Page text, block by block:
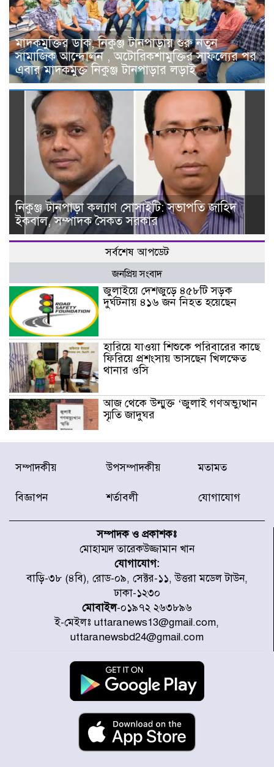
মাদকমুক্তির ডাক, নিকুঞ্জ টানপাড়ায় শুরু নতুন
সামাজিক আন্দোলন , অটোরিকশামুক্তির সাফল্যের পর
এবার মাদকমুক্ত নিকুঞ্জ টানপাড়ার লড়াই
নিকুঞ্জ টানপাড়া কল্যাণ সোসাইটি: সভাপতি জাহিদ
ইকবাল, সম্পাদক সৈকত সরকার
সর্বশেষ আপডেট
জনপ্রিয় সংবাদ
জুলাইয়ে দেশজুড়ে ৪৫৮টি সড়ক
দুর্ঘটনায় ৪১৬ জন নিহত হয়েছেন
হারিয়ে যাওয়া শিশুকে পরিবারের কাছে
ফিরিয়ে প্রশংসায় ভাসছেন খিলক্ষেত
থানার ওসি
আজ থেকে উন্মুক্ত ‘জুলাই গণঅভ্যুত্থান
স্মৃতি জাদুঘর
রাজধানীর উত্তরা আঞ্চলিক পাসপোর্ট
অফিসের সামনে দালাল চক্রের ১৩ জন
করেছে র‌্যাব-১
চূড়ান্ত পর্যায়ে : ইরান
প্রত্যেক অপরাধীর বিচার এ দেশেই
হবে, সে যত শক্তিশালীই হোক না কেন,
চট্টগ্রামে জুলাই গণঅভ্যুত্থান দিবসে
প্রতিমন্ত্রী মীর হেলাল
আগামী ৫ দিন বৃষ্টির আভাস
হাসিনার বক্তব্য প্রচারে ভারতের সমর্থন
জুলাই গণঅভ্যুত্থানে আহত যোদ্ধা
মিতুর খোঁজ নিলেন প্রধানমন্ত্রী
সম্পাদকীয় উপসম্পাদকীয় মতামত
বিজ্ঞাপন শর্তাবলী যোগাযোগ
সম্পাদক ও প্রকাশকঃ
মোহাম্মদ তারেকউজ্জামান খান
যোগাযোগ:
বাড়ি-৩৮ (৪বি), রোড-০৯, সেক্টর-১১, উত্তরা মডেল টাউন,
ঢাকা-১২৩০
মোবাইল-০১৯৭২ ২৬৩৮৯৬
ই-মেইলঃ uttaranews13@gmail.com,
uttaranewsbd24@gmail.com